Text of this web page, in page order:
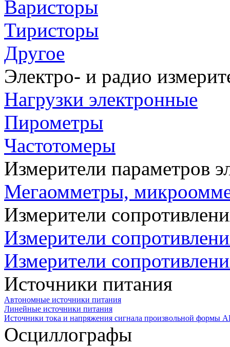
Варисторы
Тиристоры
Другое
Электро- и радио
Нагрузки электронные
Пирометры
Частотомеры
Измерители параметров
Мегаомметры,
Измерители
Измерители
Измерители
Источники питания
Автономные источники питания
Линейные источники питания
Источники тока и напряжения сигнала произвольной формы
Осциллографы